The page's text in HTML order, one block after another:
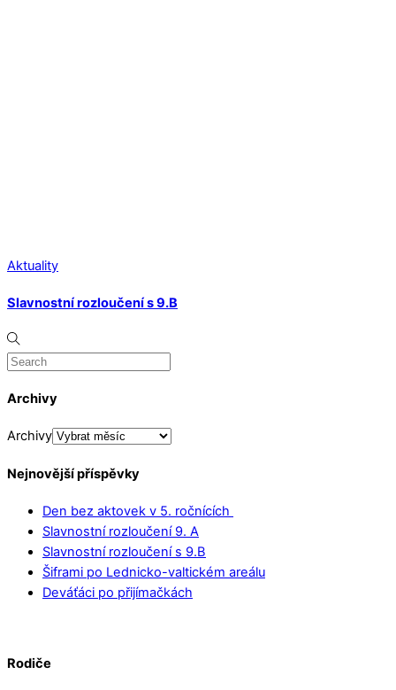
Aktuality
Slavnostní rozloučení s 9.B
Archivy
Archivy
Nejnovější příspěvky
Den bez aktovek v 5. ročnících
Slavnostní rozloučení 9. A
Slavnostní rozloučení s 9.B
Šiframi po Lednicko-valtickém areálu
Deváťáci po přijímačkách
Rodiče